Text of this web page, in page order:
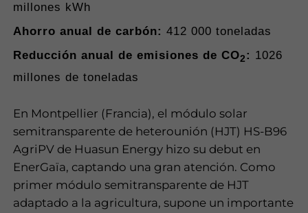
He leído y
acepto la
Enviar
millones kWh
Ahorro anual de carbón:412 000 toneladas
Reducción anual de emisiones de CO2: 1026
millones de toneladas
En Montpellier (Francia), el módulo solar
semitransparente de heterounión (HJT) HS-B96
AgriPV de Huasun Energy hizo su debut en
EnerGaïa, captando una gran atención. Como
primer módulo semitransparente de HJT
adaptado a la agricultura, supone un importante